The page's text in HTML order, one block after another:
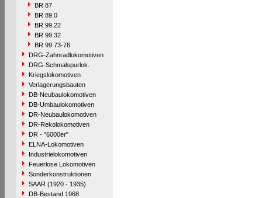
BR 87
BR 89.0
BR 99.22
BR 99.32
BR 99.73-76
DRG-Zahnradlokomotiven
DRG-Schmalspurlok.
Kriegslokomotiven
Verlagerungsbauten
DB-Neubaulokomotiven
DB-Umbaulokomotiven
DR-Neubaulokomotiven
DR-Rekolokomotiven
DR - "6000er"
ELNA-Lokomotiven
Industrielokomotiven
Feuerlose Lokomotiven
Sonderkonstruktionen
SAAR (1920 - 1935)
DB-Bestand 1968